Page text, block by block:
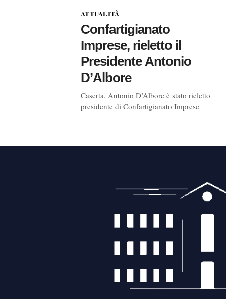
ATTUALITÀ
Confartigianato
Imprese, rieletto il
Presidente Antonio
D’Albore
Caserta. Antonio D’Albore è stato rieletto
presidente di Confartigianato Imprese